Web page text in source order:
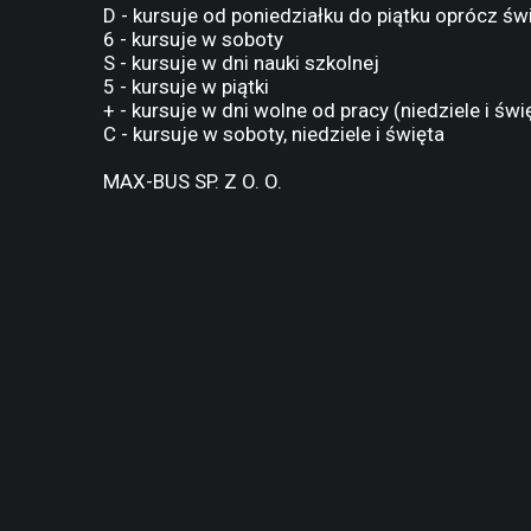
D - kursuje od poniedziałku do piątku oprócz
6 - kursuje w soboty
S - kursuje w dni nauki szkolnej
5 - kursuje w piątki
+ - kursuje w dni wolne od pracy (niedziele i
C - kursuje w soboty, niedziele i święta
MAX-BUS SP. Z O. O.